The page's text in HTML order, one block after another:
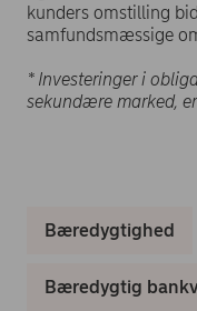
kunders omstilling
samfundsmæssige
* Investeringer i
sekundære marked,
Bæredygtighed
Bæredygtig